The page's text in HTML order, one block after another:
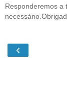
Responderemos a
‹